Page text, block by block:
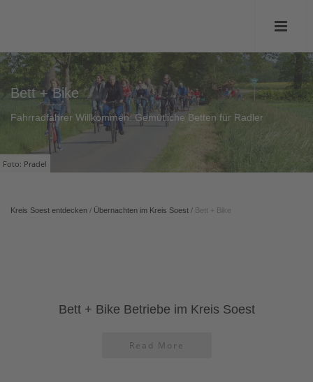
Foto: Pradel
Bett + Bike
Fahrradfahrer Willkommen: Gemütliche Betten für Radler
Kreis Soest entdecken / Übernachten im Kreis Soest / Bett + Bike
Bett + Bike Betriebe im Kreis Soest
Read More